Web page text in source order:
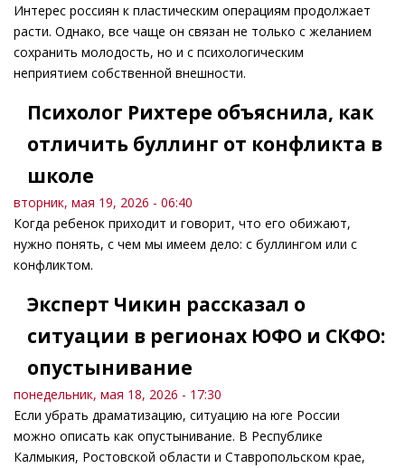
Интерес россиян к пластическим операциям продолжает
расти. Однако, все чаще он связан не только с желанием
сохранить молодость, но и с психологическим
неприятием собственной внешности.
Психолог Рихтере объяснила, как
отличить буллинг от конфликта в
школе
вторник, мая 19, 2026 - 06:40
Когда ребенок приходит и говорит, что его обижают,
нужно понять, с чем мы имеем дело: с буллингом или с
конфликтом.
Эксперт Чикин рассказал о
ситуации в регионах ЮФО и СКФО:
опустынивание
понедельник, мая 18, 2026 - 17:30
Если убрать драматизацию, ситуацию на юге России
можно описать как опустынивание. В Республике
Калмыкия, Ростовской области и Ставропольском крае,